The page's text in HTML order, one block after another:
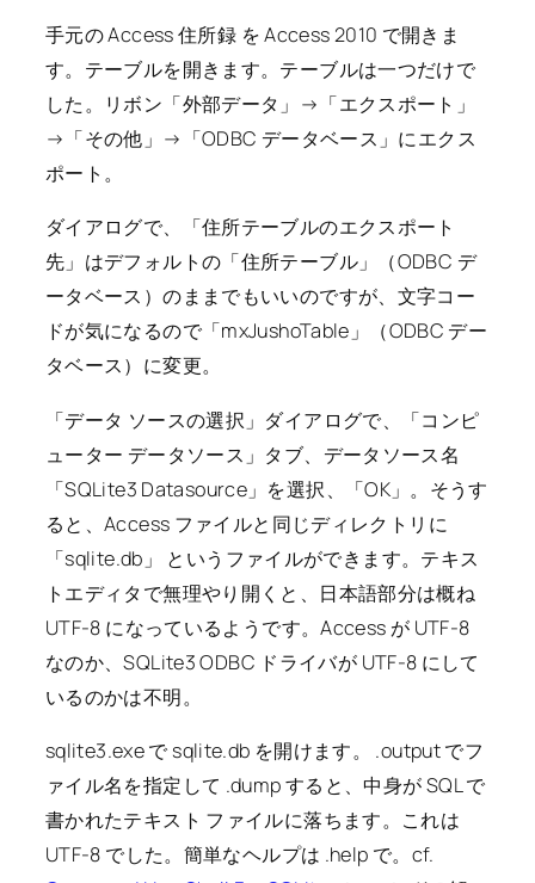
手元の Access 住所録 を Access 2010 で開きま
す。テーブルを開きます。テーブルは一つだけで
した。リボン「外部データ」→「エクスポート」
→「その他」→「ODBC データベース」にエクス
ポート。
ダイアログで、「住所テーブルのエクスポート
先」はデフォルトの「住所テーブル」（ODBC デ
ータベース）のままでもいいのですが、文字コー
ドが気になるので「mxJushoTable」（ODBC デー
タベース）に変更。
「データ ソースの選択」ダイアログで、「コンピ
ューター データソース」タブ、データソース名
「SQLite3 Datasource」を選択、「OK」。そうす
ると、Access ファイルと同じディレクトリに
「sqlite.db」 というファイルができます。テキス
トエディタで無理やり開くと、日本語部分は概ね
UTF-8 になっているようです。Access が UTF-8
なのか、SQLite3 ODBC ドライバが UTF-8 にして
いるのかは不明。
sqlite3.exe で sqlite.db を開けます。 .output でフ
ァイル名を指定して .dump すると、中身が SQL で
書かれたテキスト ファイルに落ちます。これは
UTF-8 でした。簡単なヘルプは .help で。cf.